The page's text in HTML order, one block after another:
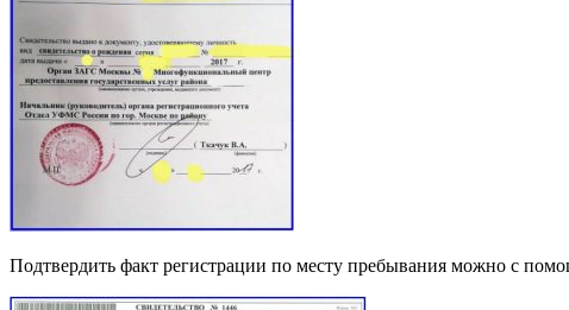
Подтвердить факт регистрации по месту пребывания можно с